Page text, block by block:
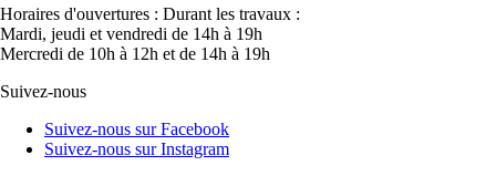
Horaires d'ouvertures : Durant les travaux :
Mardi, jeudi et vendredi de 14h à 19h
Mercredi de 10h à 12h et de 14h à 19h
Suivez-nous
Suivez-nous sur Facebook
Suivez-nous sur Instagram